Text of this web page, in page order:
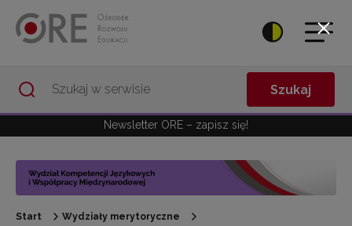
Szukaj
Newsletter ORE – zapisz się!
Start
Wydziały merytoryczne